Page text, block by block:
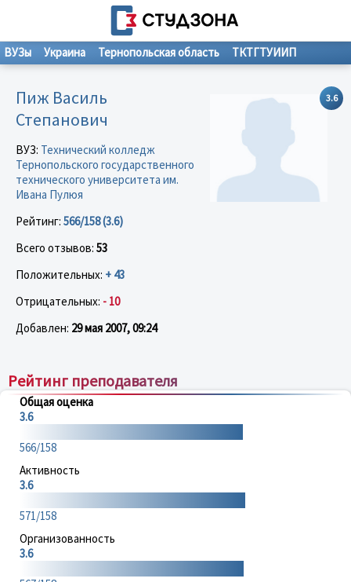
ВУЗы Украина Тернопольская область ТКТГТУИИП
3.6
Пиж Василь
Степанович
ВУЗ: Технический колледж
Тернопольского государственного
технического университета им.
Ивана Пулюя
Рейтинг: 566/158 (3.6)
Всего отзывов: 53
Положительных: + 43
Отрицательных: - 10
Добавлен: 29 мая 2007, 09:24
Рейтинг преподавателя
Общая оценка
3.6
566/158
Активность
3.6
571/158
Организованность
3.6